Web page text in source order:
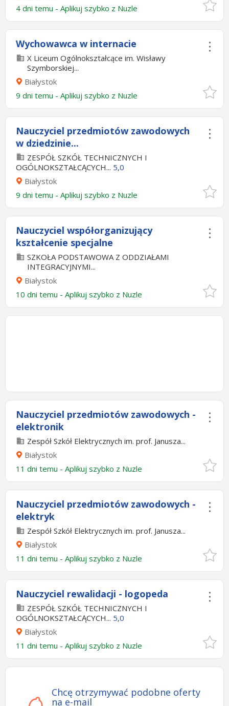
4 dni temu - Aplikuj szybko z Nuzle
Wychowawca w internacie
X Liceum Ogólnokształcące im. Wisławy
Szymborskiej...
Białystok
9 dni temu - Aplikuj szybko z Nuzle
Nauczyciel przedmiotów zawodowych
w dziedzinie...
ZESPÓŁ SZKÓŁ TECHNICZNYCH I
OGÓLNOKSZTAŁCĄCYCH... 5,0
Białystok
9 dni temu - Aplikuj szybko z Nuzle
Nauczyciel współorganizujący
kształcenie specjalne
SZKOŁA PODSTAWOWA Z ODDZIAŁAMI
INTEGRACYJNYMI...
Białystok
10 dni temu - Aplikuj szybko z Nuzle
Nauczyciel przedmiotów zawodowych -
elektronik
Zespół Szkół Elektrycznych im. prof. Janusza...
Białystok
11 dni temu - Aplikuj szybko z Nuzle
Nauczyciel przedmiotów zawodowych -
elektryk
Zespół Szkół Elektrycznych im. prof. Janusza...
Białystok
11 dni temu - Aplikuj szybko z Nuzle
Nauczyciel rewalidacji - logopeda
ZESPÓŁ SZKÓŁ TECHNICZNYCH I
OGÓLNOKSZTAŁCĄCYCH... 5,0
Białystok
11 dni temu - Aplikuj szybko z Nuzle
Chcę otrzymywać podobne oferty
na e-mail